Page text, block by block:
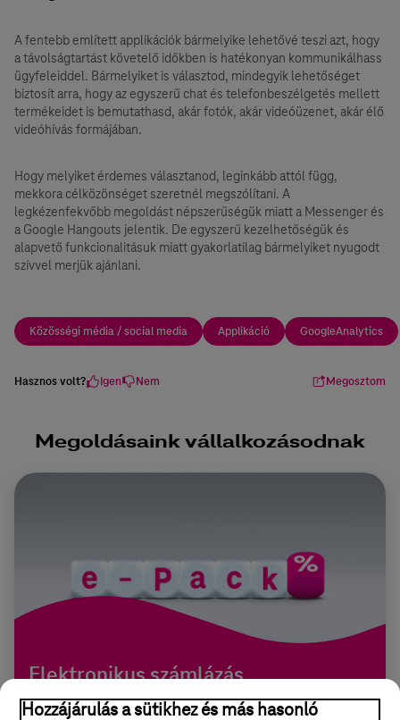
A fentebb említett applikációk bármelyike lehetővé teszi azt, hogy
a távolságtartást követelő időkben is hatékonyan kommunikálhass
ügyfeleiddel. Bármelyiket is választod, mindegyik lehetőséget
biztosít arra, hogy az egyszerű chat és telefonbeszélgetés mellett
termékeidet is bemutathasd, akár fotók, akár videóüzenet, akár élő
videóhívás formájában.
Hogy melyiket érdemes választanod, leginkább attól függ,
mekkora célközönséget szeretnél megszólítani. A
legkézenfekvőbb megoldást népszerűségük miatt a Messenger és
a Google Hangouts jelentik. De egyszerű kezelhetőségük és
alapvető funkcionalitásuk miatt gyakorlatilag bármelyiket nyugodt
szívvel merjük ajánlani.
Közösségi média / social media Applikáció GoogleAnalytics
Hasznos volt? Igen Nem Megosztom
Megoldásaink vállalkozásodnak
Elektronikus számlázás
kedvezménnyel
Hozzájárulás a sütikhez és más hasonló